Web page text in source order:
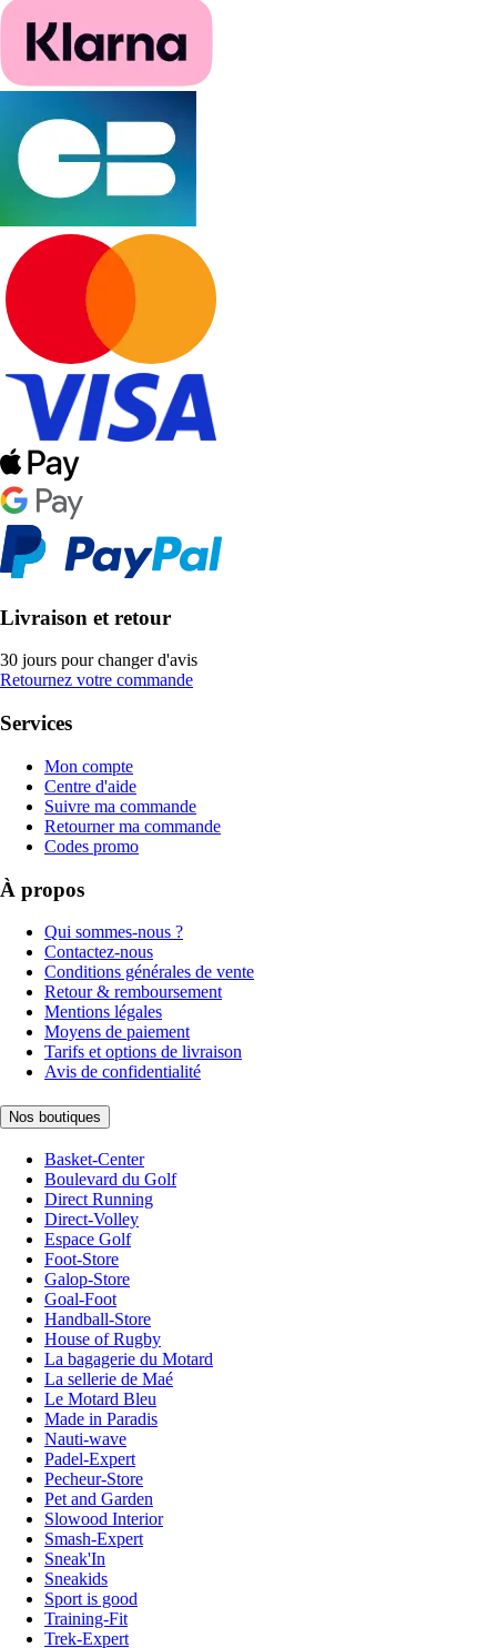
Livraison et retour
30 jours pour changer d'avis
Retournez votre commande
Services
Mon compte
Centre d'aide
Suivre ma commande
Retourner ma commande
Codes promo
À propos
Qui sommes-nous ?
Contactez-nous
Conditions générales de vente
Retour & remboursement
Mentions légales
Moyens de paiement
Tarifs et options de livraison
Avis de confidentialité
Nos boutiques
Basket-Center
Boulevard du Golf
Direct Running
Direct-Volley
Espace Golf
Foot-Store
Galop-Store
Goal-Foot
Handball-Store
House of Rugby
La bagagerie du Motard
La sellerie de Maé
Le Motard Bleu
Made in Paradis
Nauti-wave
Padel-Expert
Pecheur-Store
Pet and Garden
Slowood Interior
Smash-Expert
Sneak'In
Sneakids
Sport is good
Training-Fit
Trek-Expert